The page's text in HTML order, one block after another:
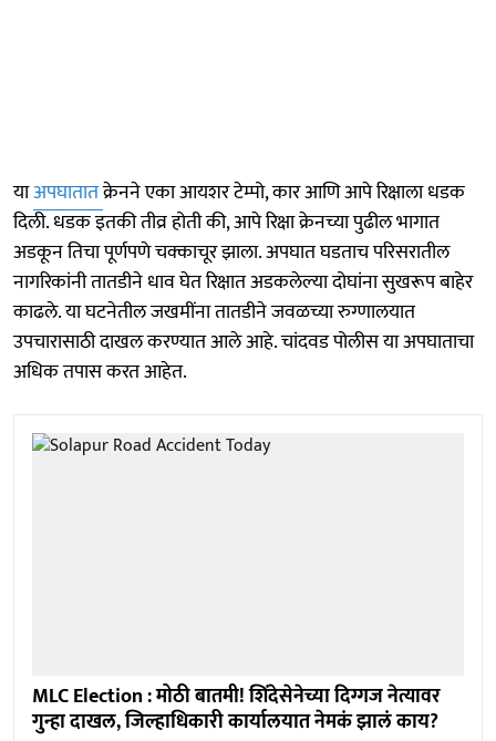
याअपघातातक्रेनने एका आयशर टेम्पो, कार आणि आपे रिक्षाला धडक
दिली. धडक इतकी तीव्र होती की, आपे रिक्षा क्रेनच्या पुढील भागात
अडकून तिचा पूर्णपणे चक्काचूर झाला. अपघात घडताच परिसरातील
नागरिकांनी तातडीने धाव घेत रिक्षात अडकलेल्या दोघांना सुखरूप बाहेर
काढले. या घटनेतील जखमींना तातडीने जवळच्या रुग्णालयात
उपचारासाठी दाखल करण्यात आले आहे. चांदवड पोलीस या अपघाताचा
अधिक तपास करत आहेत.
MLC Election : मोठी बातमी! शिंदेसेनेच्या दिग्गज नेत्यावर
गुन्हा दाखल, जिल्हाधिकारी कार्यालयात नेमकं झालं काय?